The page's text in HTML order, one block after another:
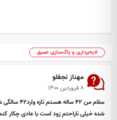
لایه‌برداری و پاک‌سازی عمیق
مهناز نجفلو
۸ فروردین ۱۴۰۰
سلام من 42
شده خیلی ناراحتم زود است یا عادی چکار